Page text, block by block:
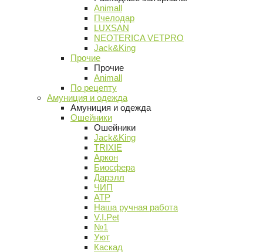
Animall
Пчелодар
LUXSAN
NEOTERICA VETPRO
Jack&King
Прочие
Прочие
Animall
По рецепту
Амуниция и одежда
Амуниция и одежда
Ошейники
Ошейники
Jack&King
TRIXIE
Аркон
Биосфера
Дарэлл
ЧИП
АТР
Наша ручная работа
V.I.Pet
№1
Уют
Каскад